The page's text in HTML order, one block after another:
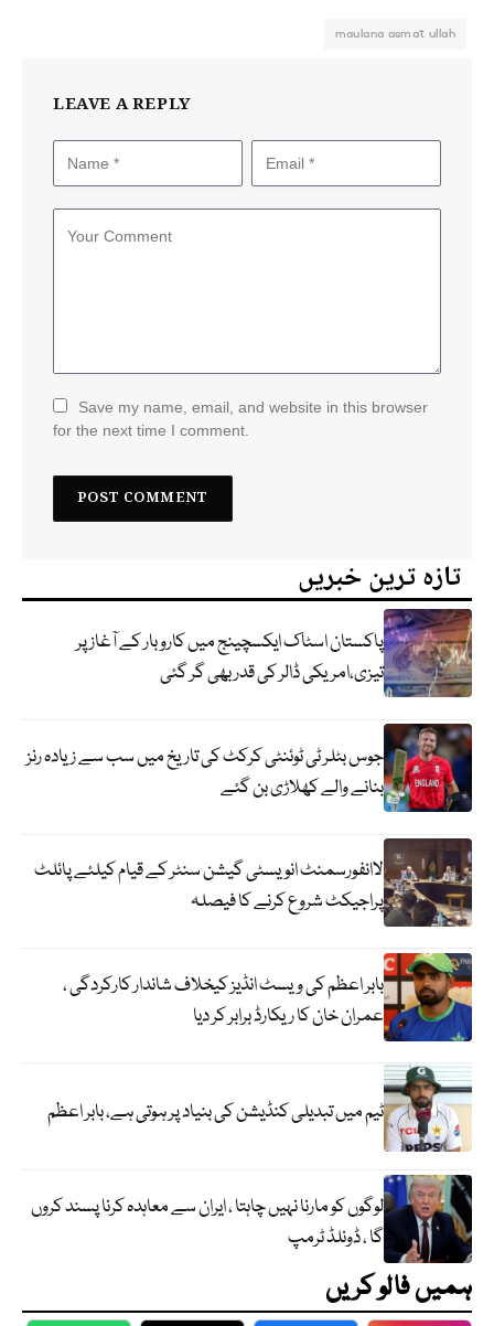
maulana asmat ullah
LEAVE A REPLY
Save my name, email, and website in this browser
for the next time I comment.
تازہ ترین خبریں
پاکستان اسٹاک ایکسچینج میں کاروبار کے آغاز پر
تیزی،امریکی ڈالر کی قدر بھی گر گئی
جوس بٹلر ٹی ٹوئنٹی کرکٹ کی تاریخ میں سب سے زیادہ رنز
بنانے والے کھلاڑی بن گئے
لاانفورسمنٹ انویسٹی گیشن سنٹر کے قیام کیلئے پائلٹ
پراجیکٹ شروع کرنے کا فیصلہ
بابر اعظم کی ویسٹ انڈیز کیخلاف شاندار کارکردگی ،
عمران خان کا ریکارڈ برابر کر دیا
ٹیم میں تبدیلی کنڈیشن کی بنیاد پر ہوتی ہے، بابر اعظم
لوگوں کو مارنا نہیں چاہتا ، ایران سے معاہدہ کرنا پسند کروں
گا ، ڈونلڈ ٹرمپ
ہمیں فالو کریں